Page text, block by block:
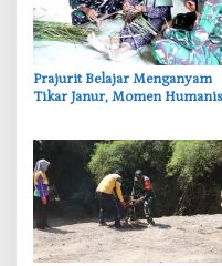
‎Prajurit Belajar Menganyam
Tikar Janur, Momen Humanis